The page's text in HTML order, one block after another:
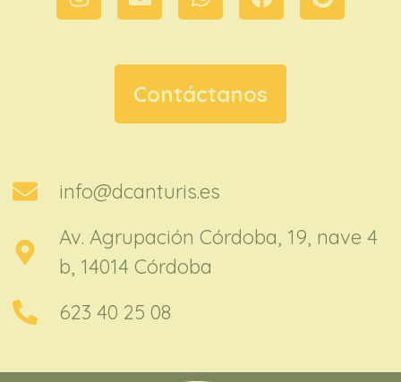
Contáctanos
info@dcanturis.es
Av. Agrupación Córdoba, 19, nave 4
b, 14014 Córdoba
623 40 25 08